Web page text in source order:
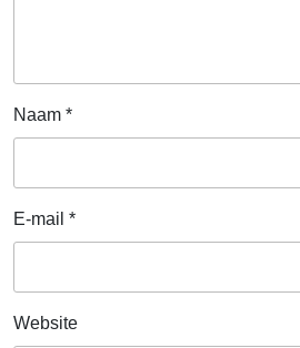
Naam *
E-mail *
Website